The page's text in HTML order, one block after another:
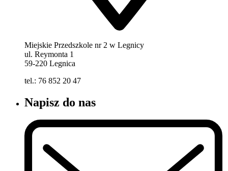
Miejskie Przedszkole nr 2 w Legnicy
ul. Reymonta 1
59-220 Legnica
tel.: 76 852 20 47
Napisz do nas